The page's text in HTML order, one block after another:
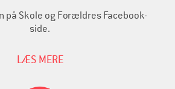
på Skole og Forældres Facebook-
side.
LÆS MERE